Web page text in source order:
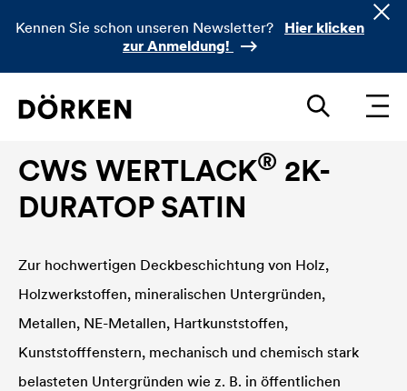
Kennen Sie schon unseren Newsletter?
Hier klicken
zur Anmeldung!
CWS WERTLACK® 2K-
DURATOP SATIN
Zur hochwertigen Deckbeschichtung von Holz,
Holzwerkstoffen, mineralischen Untergründen,
Metallen, NE-Metallen, Hartkunststoffen,
Kunststofffenstern, mechanisch und chemisch stark
belasteten Untergründen wie z. B. in öffentlichen